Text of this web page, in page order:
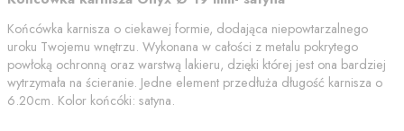
Końcówka karnisza o ciekawej formie, dodająca niepowtarzalnego
uroku Twojemu wnętrzu. Wykonana w całości z metalu pokrytego
powłoką ochronną oraz warstwą lakieru, dzięki której jest ona bardziej
wytrzymała na ścieranie. Jedne element przedłuża długość karnisza o
6.20cm. Kolor końcóki: satyna.